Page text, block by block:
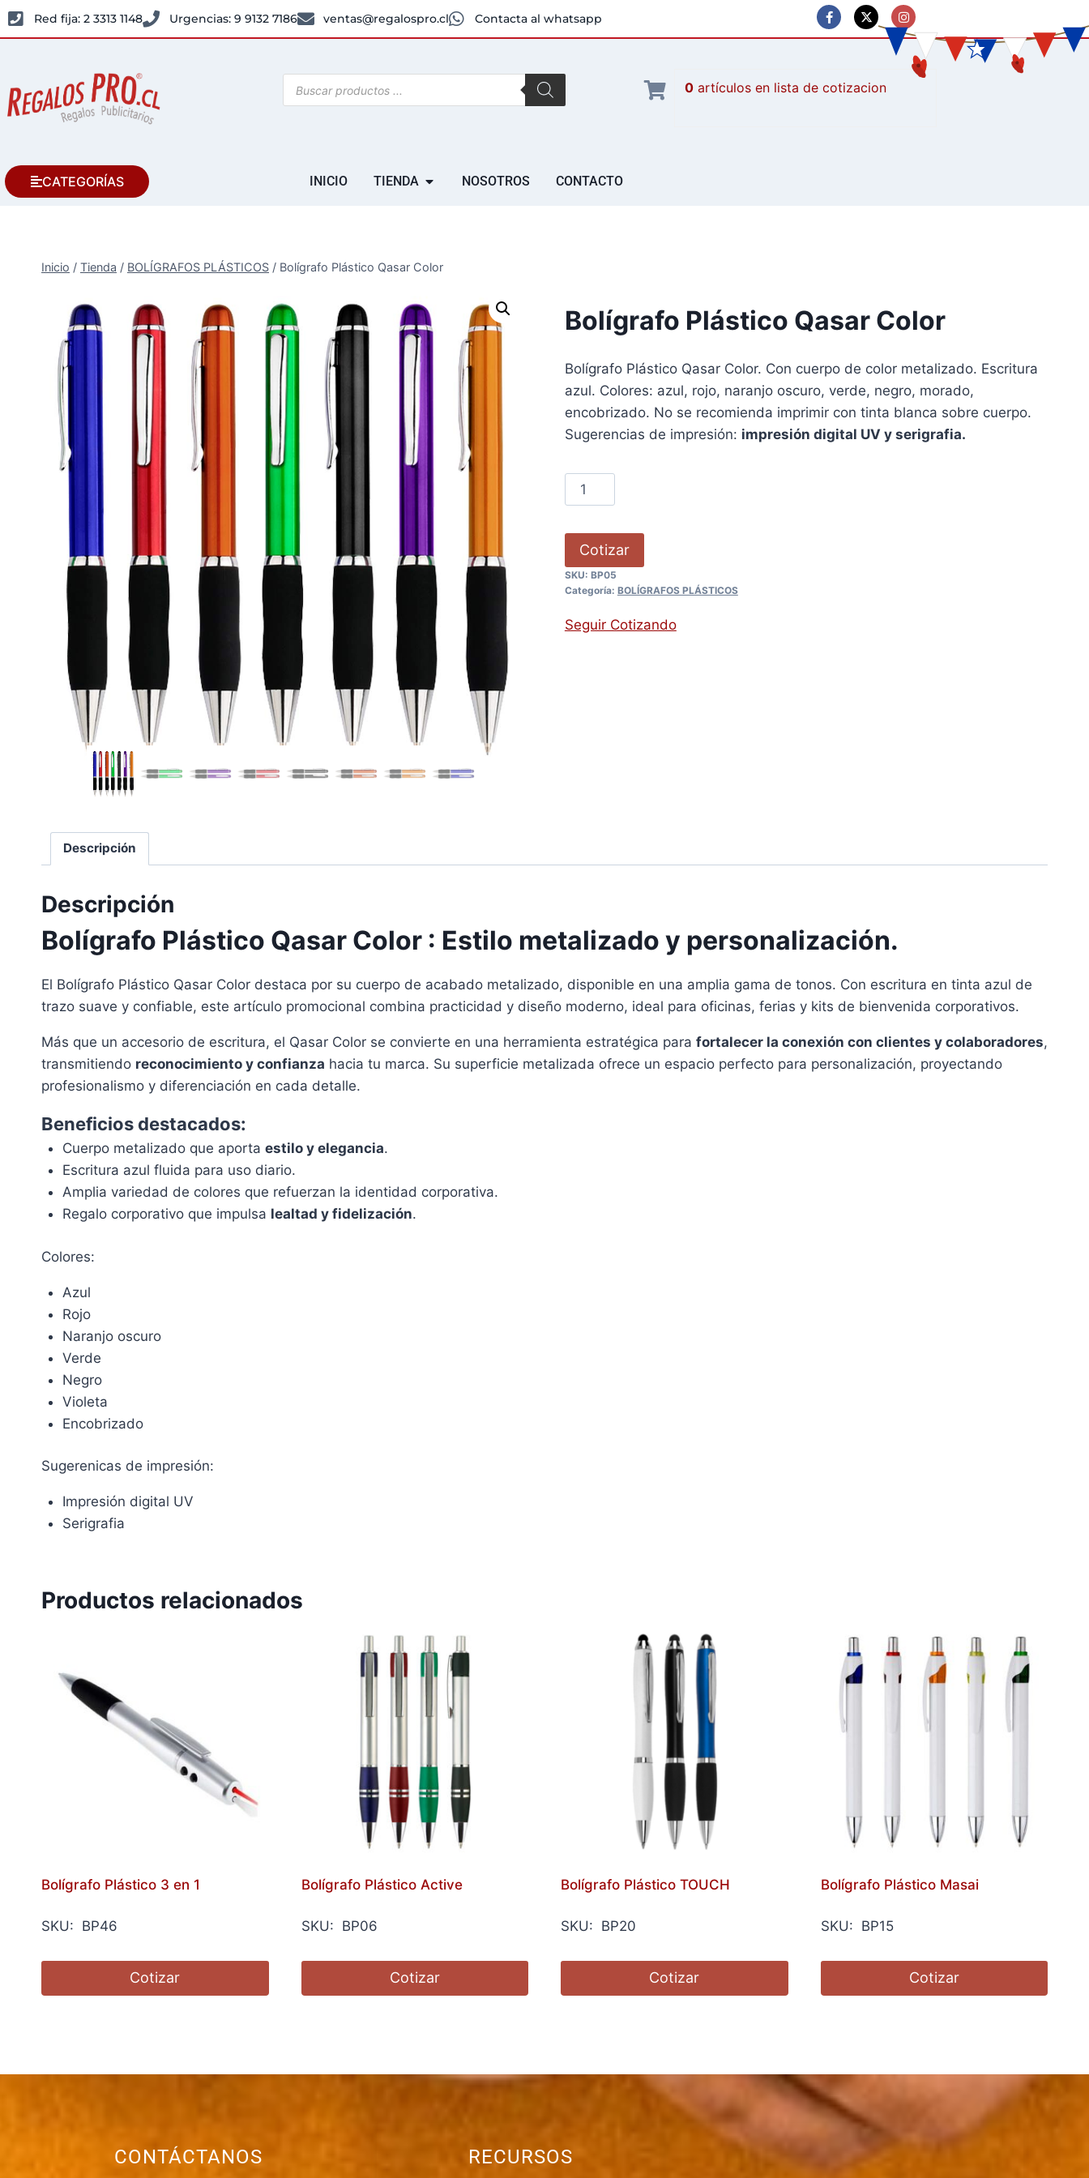
Red fija: 2 3313 1148 Urgencias: 9 9132 7186 ventas@regalospro.cl Contacta al whatsapp
0 artículos
CATEGORÍAS INICIO TIENDA NOSOTROS CONTACTO
Inicio / Tienda / BOLÍGRAFOS PLÁSTICOS / Bolígrafo Plástico Qasar Color
Bolígrafo Plástico Qasar Color
Bolígrafo Plástico Qasar Color. Con cuerpo de color metalizado. Escritura
azul. Colores: azul, rojo, naranjo oscuro, verde, negro, morado,
encobrizado. No se recomienda imprimir con tinta blanca sobre cuerpo.
Sugerencias de impresión: impresión digital UV y serigrafia.
Cotizar
SKU: BP05
Categoría: BOLÍGRAFOS PLÁSTICOS
Seguir Cotizando
Descripción
Descripción
Bolígrafo Plástico Qasar Color : Estilo metalizado y personalización.
El Bolígrafo Plástico Qasar Color destaca por su cuerpo de acabado metalizado, disponible en una amplia gama de tonos. Con escritura en tinta azul de
trazo suave y confiable, este artículo promocional combina practicidad y diseño moderno, ideal para oficinas, ferias y kits de bienvenida corporativos.
Más que un accesorio de escritura, el Qasar Color se convierte en una herramienta estratégica para fortalecer la conexión con clientes y colaboradores,
transmitiendo reconocimiento y confianza hacia tu marca. Su superficie metalizada ofrece un espacio perfecto para personalización, proyectando
profesionalismo y diferenciación en cada detalle.
Beneficios destacados:
Cuerpo metalizado que aporta estilo y elegancia.
Escritura azul fluida para uso diario.
Amplia variedad de colores que refuerzan la identidad corporativa.
Regalo corporativo que impulsa lealtad y fidelización.
Colores:
Azul
Rojo
Naranjo oscuro
Verde
Negro
Violeta
Encobrizado
Sugerenicas de impresión:
Impresión digital UV
Serigrafia
Productos relacionados
Bolígrafo Plástico 3 en 1
SKU: BP46
Cotizar
Bolígrafo Plástico Active
SKU: BP06
Cotizar
Bolígrafo Plástico TOUCH
SKU: BP20
Cotizar
Bolígrafo Plástico Masai
SKU: BP15
Cotizar
CONTÁCTANOS RECURSOS